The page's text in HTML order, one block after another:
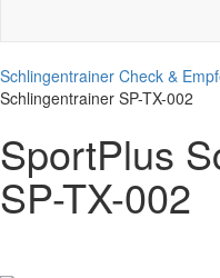
Schlingentrainer Check &
Schlingentrainer SP-TX-002
SportPlus
SP-TX-002